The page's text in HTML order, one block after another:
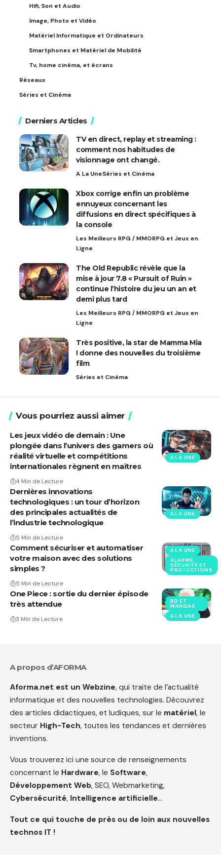
Hifi, Son et Audio
Image, Photo et Vidéo
Matériel Informatique et Ordinateurs
Smartphones et Matériel de Mobilité
Tv, home cinéma, et écrans
Réseaux
Séries et Cinéma
Derniers Articles
TV en direct, replay et streaming :
comment nos habitudes de
visionnage ont changé.
A La UneSéries et Cinéma
Xbox corrige enfin un problème
ennuyeux concernant les
diffusions en direct spécifiques à
la console
Les Meilleurs RPG / MMORPG et Jeux en
Ligne
The Old Republic révèle que la
mise à jour 7.8 « Pursuit of Ruin »
continue l’histoire du jeu un an et
demi plus tard
Les Meilleurs RPG / MMORPG et Jeux en
Ligne
Très positive, la star de Mamma Mia
! donne des nouvelles du troisième
film
Séries et Cinéma
Vous pourriez aussi aimer
A LA UNE
Les jeux vidéo de demain : Une
plongée dans l’univers des gamers où
réalité virtuelle et compétitions
internationales règnent en maîtres
4 Min de Lecture
A LA UNE
Dernières innovations
technologiques : un tour d’horizon
des principales actualités de
l’industrie technologique
5 Min de Lecture
A LA UNE
ALARME,
SÉCURITÉ ET
PROTECTIONS
Comment sécuriser et automatiser
votre maison avec des solutions
simples ?
5 Min de Lecture
BD ET
MANGAS
A LA UNE
One Piece : sortie du dernier épisode
très attendue
3 Min de Lecture
A propos d’AFORMA
Aforma.net est un Webzine, qui traite de l’actualité
informatique et des nouvelles technologies. Découvrez
des articles didactiques, et ludiques, sur le matériel, le
secteur High-Tech, toutes les tendances et dernières
inventions.
Vous trouverez ici une source de renseignements
concernant le Hardware, le Software,
Développement Web, SEO, Webmarketing,
Cybersécurité, Intelligence artificielle…
Tout ce qui touche de près ou de loin aux nouvelles
technos IT !